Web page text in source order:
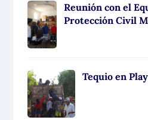
Reunión con el
Protección Civil
Tequio en